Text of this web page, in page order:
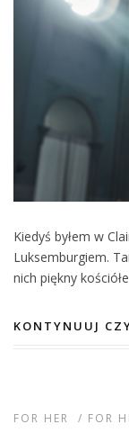
Kiedyś byłem w
Luksemburgiem.
nich piękny
KONTYNUUJ
FOR HER / FOR